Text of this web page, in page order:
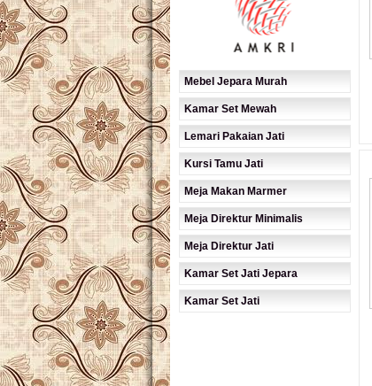
Mebel Jepara Murah
Kamar Set Mewah
Lemari Pakaian Jati
Kursi Tamu Jati
Meja Makan Marmer
Meja Direktur Minimalis
Meja Direktur Jati
Kamar Set Jati Jepara
Kamar Set Jati